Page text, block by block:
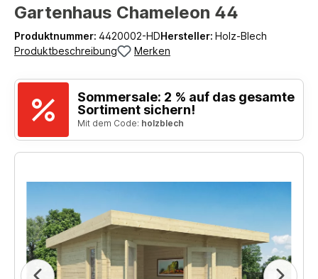
Gartenhaus Chameleon 44
Produktnummer: 4420002-HDHersteller: Holz-Blech
Produktbeschreibung
Merken
Sommersale: 2 % auf das gesamte
Sortiment sichern!
Mit dem Code: holzblech